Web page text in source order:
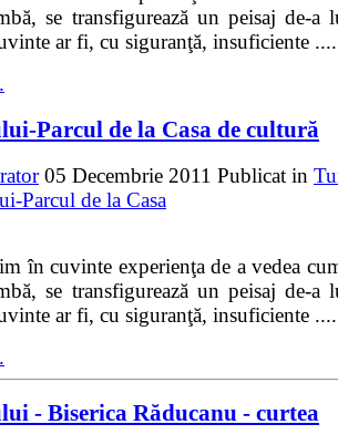
se transfigurează un peisaj de-a
ar fi, cu siguranţă, insuficiente ....
Parcul de la Casa de cultură
05 Decembrie 2011 Publicat in
în cuvinte experienţa de a vedea
se transfigurează un peisaj de-a
ar fi, cu siguranţă, insuficiente ....
- Biserica Răducanu - curtea